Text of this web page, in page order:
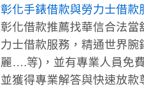
彰化手錶借款與勞力士借款
彰化借款推薦找華信合法
力士借款服務，精通世界腕
麗….等) ，並有專業人員免
並獲得專業解答與快速放款